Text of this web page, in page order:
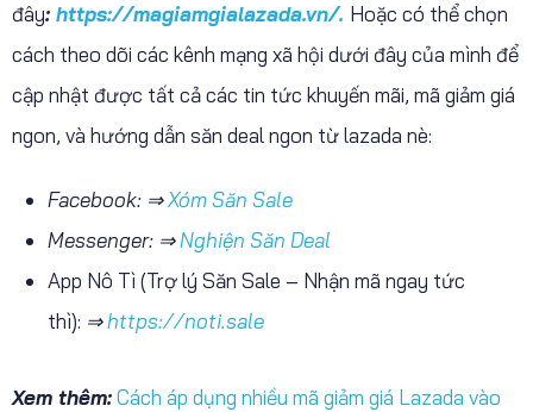
đây: https://magiamgialazada.vn/. Hoặc có thể chọn
cách theo dõi các kênh mạng xã hội dưới đây của mình để
cập nhật được tất cả các tin tức khuyến mãi, mã giảm giá
ngon, và hướng dẫn săn deal ngon từ lazada nè:
Facebook: ⇒Xóm Săn Sale
Messenger: ⇒Nghiện Săn Deal
App Nô Tì (Trợ lý Săn Sale – Nhận mã ngay tức
thì): ⇒https://noti.sale
Xem thêm:Cách áp dụng nhiều mã giảm giá Lazada vào